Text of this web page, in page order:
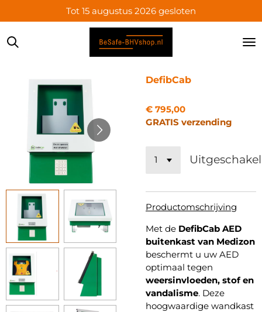
direct
naar
Tot 15 augustus 2026 gesloten
DefibCab
€ 795,00
GRATIS verzending
Productomschrijving
Met de DefibCab AED
buitenkast van Medizon
beschermt u uw AED
optimaal tegen
weersinvloeden, stof en
vandalisme. Deze
hoogwaardige wandkast